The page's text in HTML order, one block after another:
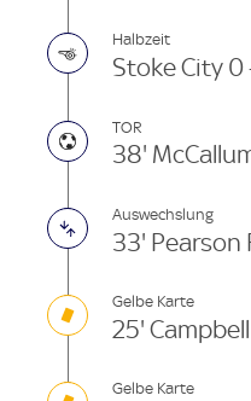
Halbzeit
Stoke City 0
TOR
38'
Auswechslung
33' Pearson
Gelbe Karte
25' Campbell
Gelbe Karte